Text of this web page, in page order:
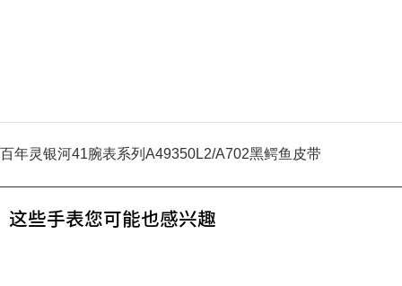
百年灵银河41腕表系列A49350L2/A702黑鳄鱼皮带
这些手表您可能也感兴趣